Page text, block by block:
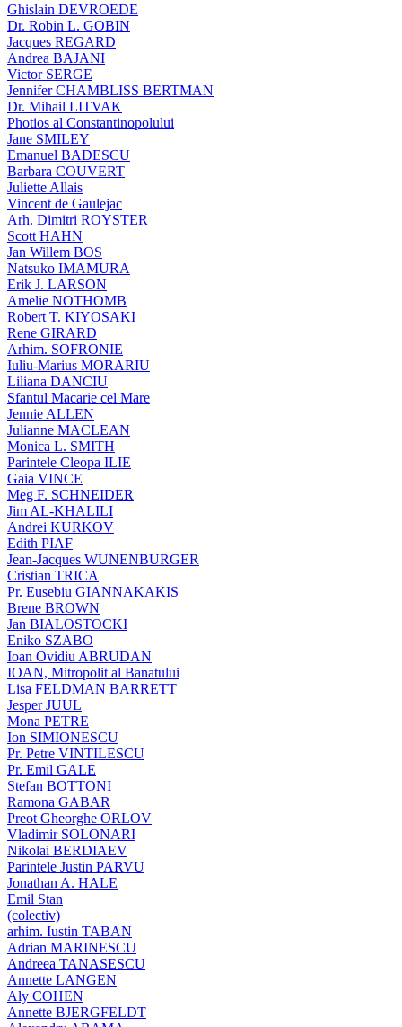
Ghislain DEVROEDE
Dr. Robin L. GOBIN
Jacques REGARD
Andrea BAJANI
Victor SERGE
Jennifer CHAMBLISS BERTMAN
Dr. Mihail LITVAK
Photios al Constantinopolului
Jane SMILEY
Emanuel BADESCU
Barbara COUVERT
Juliette Allais
Vincent de Gaulejac
Arh. Dimitri ROYSTER
Scott HAHN
Jan Willem BOS
Natsuko IMAMURA
Erik J. LARSON
Amelie NOTHOMB
Robert T. KIYOSAKI
Rene GIRARD
Arhim. SOFRONIE
Iuliu-Marius MORARIU
Liliana DANCIU
Sfantul Macarie cel Mare
Jennie ALLEN
Julianne MACLEAN
Monica L. SMITH
Parintele Cleopa ILIE
Gaia VINCE
Meg F. SCHNEIDER
Jim AL-KHALILI
Andrei KURKOV
Edith PIAF
Jean-Jacques WUNENBURGER
Cristian TRICA
Pr. Eusebiu GIANNAKAKIS
Brene BROWN
Jan BIALOSTOCKI
Eniko SZABO
Ioan Ovidiu ABRUDAN
IOAN, Mitropolit al Banatului
Lisa FELDMAN BARRETT
Jesper JUUL
Mona PETRE
Ion SIMIONESCU
Pr. Petre VINTILESCU
Pr. Emil GALE
Stefan BOTTONI
Ramona GABAR
Preot Gheorghe ORLOV
Vladimir SOLONARI
Nikolai BERDIAEV
Parintele Justin PARVU
Jonathan A. HALE
Emil Stan
(colectiv)
arhim. Iustin TABAN
Adrian MARINESCU
Andreea TANASESCU
Annette LANGEN
Aly COHEN
Annette BJERGFELDT